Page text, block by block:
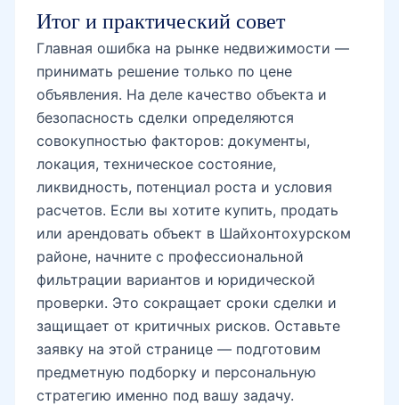
Итог и практический совет
Главная ошибка на рынке недвижимости —
принимать решение только по цене
объявления. На деле качество объекта и
безопасность сделки определяются
совокупностью факторов: документы,
локация, техническое состояние,
ликвидность, потенциал роста и условия
расчетов. Если вы хотите купить, продать
или арендовать объект в Шайхонтохурском
районе, начните с профессиональной
фильтрации вариантов и юридической
проверки. Это сокращает сроки сделки и
защищает от критичных рисков. Оставьте
заявку на этой странице — подготовим
предметную подборку и персональную
стратегию именно под вашу задачу.